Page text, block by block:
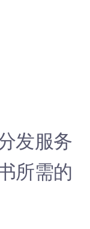
发服务
所需的